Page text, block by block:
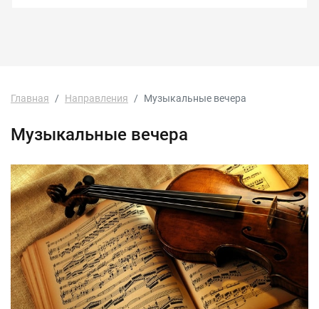
Главная Направления Музыкальные вечера
Музыкальные вечера